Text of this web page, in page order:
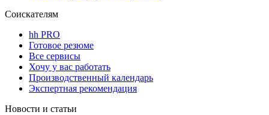
Соискателям
hh PRO
Готовое резюме
Все сервисы
Хочу у вас работать
Производственный календарь
Экспертная рекомендация
Новости и статьи